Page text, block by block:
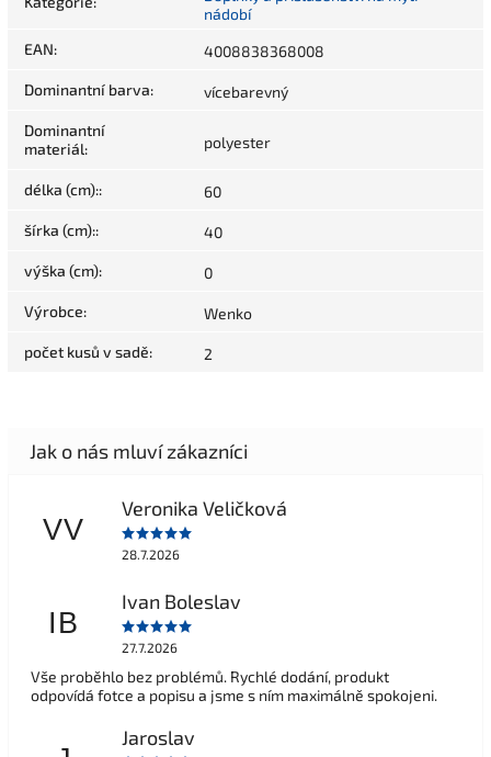
nádobí
EAN: 4008838368008
Dominantní barva: vícebarevný
Dominantní
materiál: polyester
délka (cm):: 60
šírka (cm):: 40
výška (cm): 0
Výrobce: Wenko
počet kusů v sadě: 2
VV
Veronika Veličková
28.7.2026
IB
Ivan Boleslav
27.7.2026
Vše proběhlo bez problémů. Rychlé dodání, produkt
odpovídá fotce a popisu a jsme s ním maximálně spokojeni.
Jaroslav